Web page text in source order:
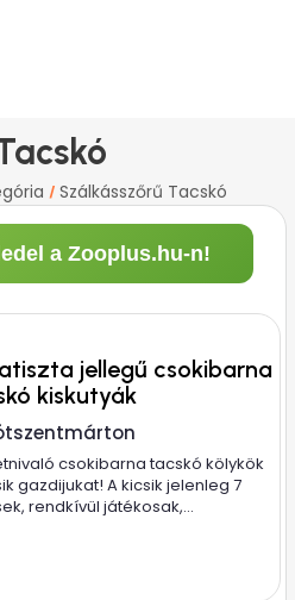
/ Szálkásszőrű Tacskó
a Zooplus.hu-n!
jellegű csokibarna
kiskutyák
csokibarna tacskó kölykök
gazdijukat! A kicsik jelenleg 7
rendkívül játékosak,...